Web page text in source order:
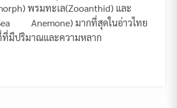
พรมทะเล(Zooanthid) และ
Anemone) มากที่สุดในอ่าวไทย
มีปริมาณและความหลาก